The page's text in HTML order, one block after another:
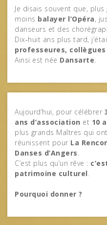
Je disais souvent que,
moins balayer l’Opéra,
danseurs et des
Dix‑huit ans plus tard,
professeures,
Ainsi est née Dansarte.
Aujourd’hui, pour célébrer
ans d’association et 10
plus grands Maîtres qui
réunissent pour La
Danses d’Angers.
C’est plus qu’un rêve :
patrimoine culturel.
Pourquoi donner ?